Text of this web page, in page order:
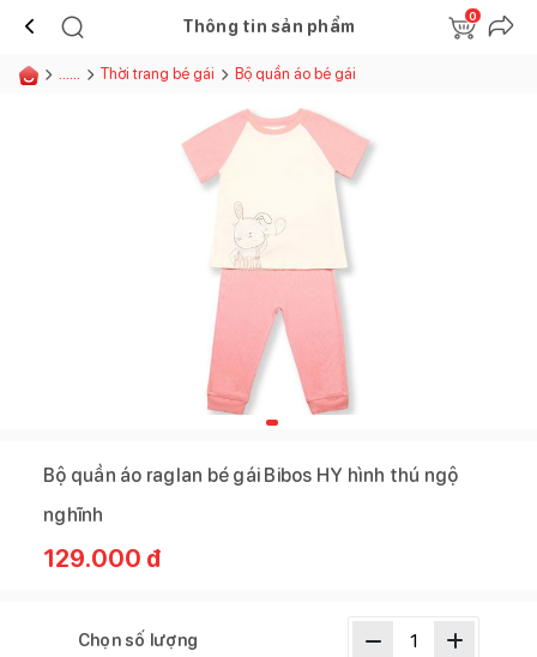
Thông tin sản phẩm
0
...... Thời trang bé gái Bộ quần áo bé gái
Bộ quần áo raglan bé gái Bibos HY hình thú ngộ
nghĩnh
129.000 đ
Chọn số lượng